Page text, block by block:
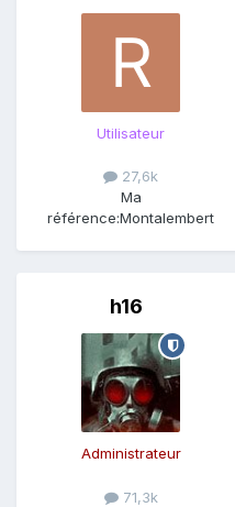
Utilisateur
27,6k
Ma
référence:Montalembert
h16
Administrateur
71,3k